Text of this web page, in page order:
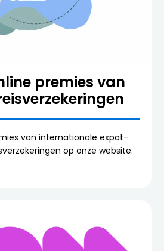
premies van
van internationale expat-
op onze website.